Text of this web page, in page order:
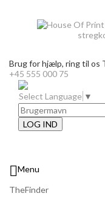
Brug for hjælp, ring til os
+45 555 000 75
Select Language ▼
LOG IND
Menu
TheFinder